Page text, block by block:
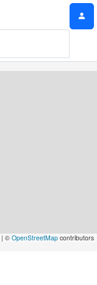
| © OpenStreetMap contributors